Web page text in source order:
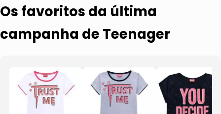
Os favoritos da última
campanha de Teenager